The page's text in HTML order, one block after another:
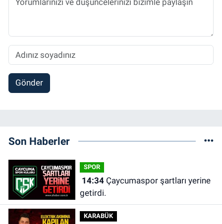
Gönder
Son Haberler
SPOR
14:34Çaycumaspor şartları yerine
getirdi.
KARABÜK